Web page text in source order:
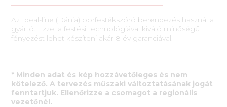
Az Ideal-line (Dánia) porfestékszóró berendezés használ a
gyártó. Ezzel a festési technológiával kiváló minőségű
fényezést lehet készíteni akár 8 év garanciával.
* Minden adat és kép hozzávetőleges és nem
kötelező. A tervezés műszaki változtatásának jogát
fenntartjuk. Ellenőrizze a csomagot a regionális
vezetőnél.